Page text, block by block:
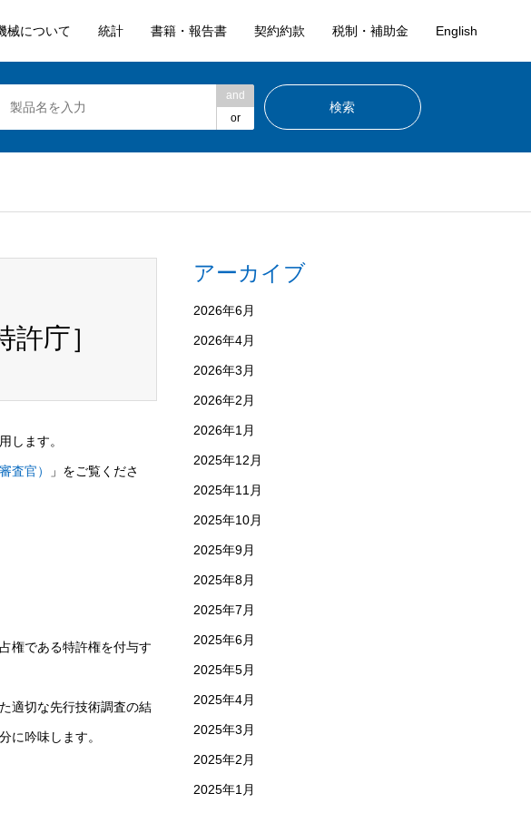
械について 統計 書籍・報告書 契約約款 税制・補助金 English
and
or
庁］
します。
査官） 」をご覧くださ
権である特許権を付与す
適切な先行技術調査の結
に吟味します。
アーカイブ
2026年6月
2026年4月
2026年3月
2026年2月
2026年1月
2025年12月
2025年11月
2025年10月
2025年9月
2025年8月
2025年7月
2025年6月
2025年5月
2025年4月
2025年3月
2025年2月
2025年1月